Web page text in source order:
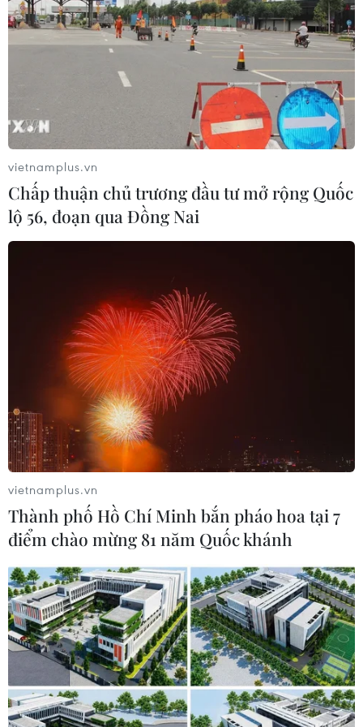
TIN LIÊN QUAN
Nga lạc quan về khả năng hoàn tất dự án
Dòng chảy phương Bắc 2
13/01/2021 13:04
Một quan chức Bộ Ngoại giao Nga cho biết dự án xây
dựng đường ống dẫn khí đốt dưới biển mang tên Dòng
chảy phương Bắc 2 (Nord Stream 2) sẽ vẫn được hoàn
tất bất chấp sự đe dọa trừng phạt của Mỹ.
vietnamplus.vn
Chấp thuận chủ trương đầu tư mở rộng Quốc
lộ 56, đoạn qua Đồng Nai
vietnamplus.vn
Thành phố Hồ Chí Minh bắn pháo hoa tại 7
điểm chào mừng 81 năm Quốc khánh